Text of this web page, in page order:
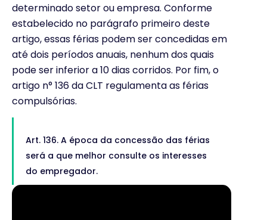
determinado setor ou empresa. Conforme
estabelecido no parágrafo primeiro deste
artigo, essas férias podem ser concedidas em
até dois períodos anuais, nenhum dos quais
pode ser inferior a 10 dias corridos. Por fim, o
artigo n° 136 da CLT regulamenta as férias
compulsórias.
Art. 136. A época da concessão das férias
será a que melhor consulte os interesses
do empregador.